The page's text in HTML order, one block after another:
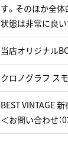
す。そのほか全
状態は非常に良い
当店オリジナル
クロノグラフ ス
BEST VINTAGE 新
＜お問い合わせ